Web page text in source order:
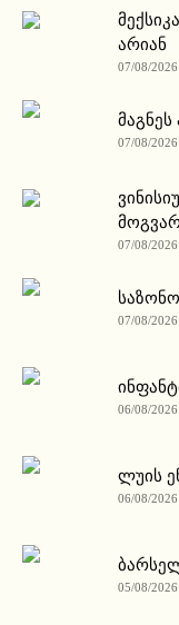
არიან
07/08/
მაგნეს
07/08/
07/08/
07/08/
06/08/
ლუის
06/08/
05/08/